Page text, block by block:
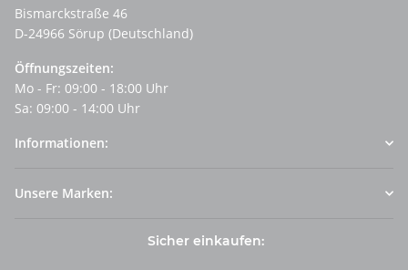
Bismarckstraße 46
D-24966 Sörup (Deutschland)
Öffnungszeiten:
Mo - Fr: 09:00 - 18:00 Uhr
Sa: 09:00 - 14:00 Uhr
Informationen:
Unsere Marken:
Sicher einkaufen: